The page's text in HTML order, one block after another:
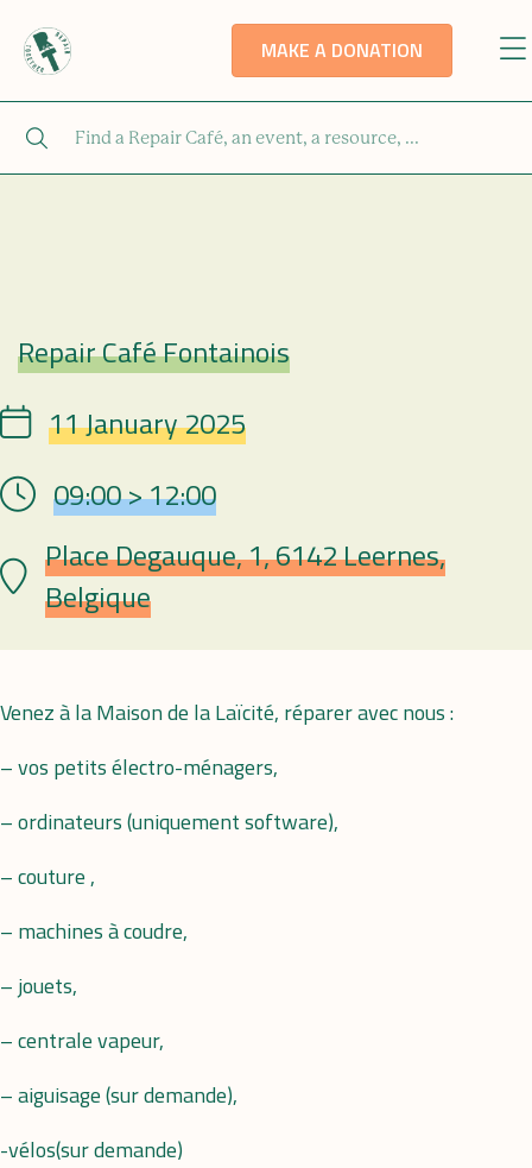
MAKE A DONATION
Repair Café
Repair Café Fontainois
Date 11 January 2025
Hour 09:00 > 12:00
Lieu Place Degauque, 1, 6142 Leernes,
Belgique
Venez à la Maison de la Laïcité, réparer avec nous :
– vos petits électro-ménagers,
– ordinateurs (uniquement software),
– couture ,
– machines à coudre,
– jouets,
– centrale vapeur,
– aiguisage (sur demande),
-vélos(sur demande)